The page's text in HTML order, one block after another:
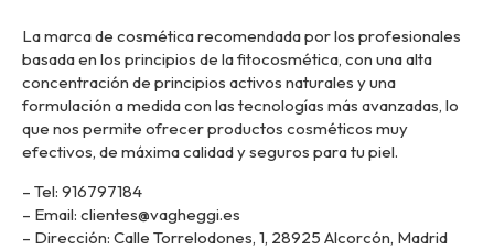
La marca de cosmética recomendada por los profesionales
basada en los principios de la fitocosmética, con una alta
concentración de principios activos naturales y una
formulación a medida con las tecnologías más avanzadas, lo
que nos permite ofrecer productos cosméticos muy
efectivos, de máxima calidad y seguros para tu piel.
– Tel: 916797184
– Email: clientes@vagheggi.es
– Dirección: Calle Torrelodones, 1, 28925 Alcorcón, Madrid